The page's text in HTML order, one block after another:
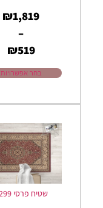
₪519
–
₪1,819
בחר אפשרויות
שטיח פרסי 0299